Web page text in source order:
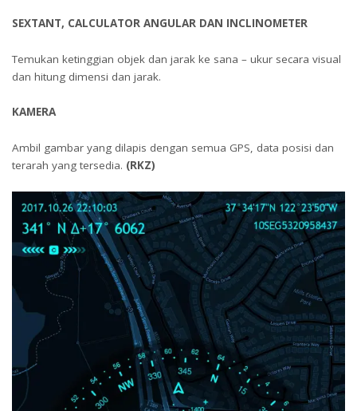
SEXTANT, CALCULATOR ANGULAR DAN INCLINOMETER
Temukan ketinggian objek dan jarak ke sana – ukur secara visual
dan hitung dimensi dan jarak.
KAMERA
Ambil gambar yang dilapis dengan semua GPS, data posisi dan
terarah yang tersedia. (RKZ)